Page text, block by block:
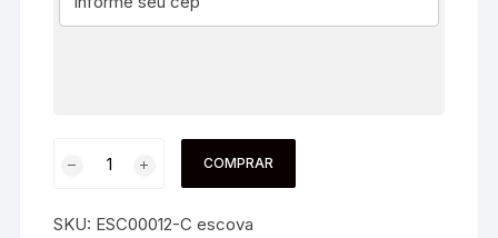
COMPRAR
SKU: ESC00012-C escova